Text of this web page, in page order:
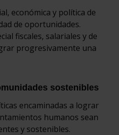
económica y política de
de oportunidades.
fiscales, salariales y de
progresivamente una
sostenibles
encaminadas a lograr
humanos sean
y sostenibles.